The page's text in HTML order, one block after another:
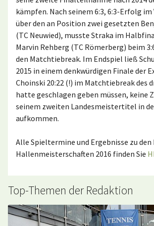
kämpfen. Nach seinem 6:3, 6:3-Erfolg
über den an Position zwei gesetzten
(TC Neuwied), musste Straka im
Marvin Rehberg (TC Römerberg) beim
den Matchtiebreak. Im Endspiel ließ
2015 in einem denkwürdigen Finale der
Choinski 20:22 (!) im Matchtiebreak des
hatte geschlagen geben müssen, keine
seinem zweiten Landesmeistertitel in
aufkommen.
Alle Spieltermine und Ergebnisse zu den
Hallenmeisterschaften 2016 finden Sie
Top-Themen der Redaktion